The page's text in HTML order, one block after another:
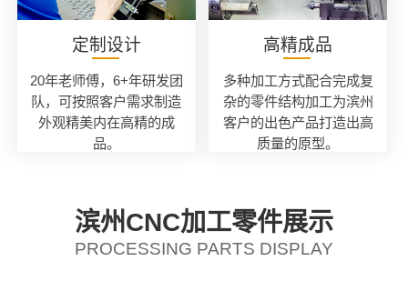
定制设计
20年老师傅，6+年研发团
队，可按照客户需求制造
外观精美内在高精的成
品。
高精成品
多种加工方式配合完成复
杂的零件结构加工为滨州
客户的出色产品打造出高
质量的原型。
滨州CNC加工零件展示
PROCESSING PARTS DISPLAY